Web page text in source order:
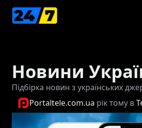
Новини
Підбірка новин з українських
Portaltele.com.ua рік тому в